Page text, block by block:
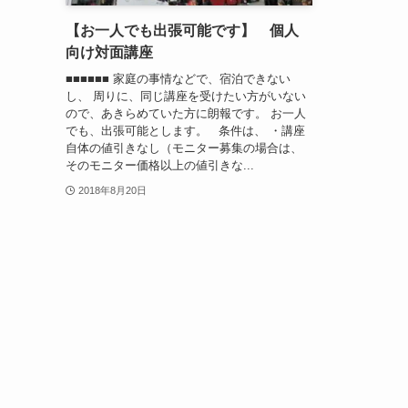
【お一人でも出張可能です】 個人
向け対面講座
■■■■■■ 家庭の事情などで、宿泊できない
し、 周りに、同じ講座を受けたい方がいない
ので、あきらめていた方に朗報です。 お一人
でも、出張可能とします。 条件は、 ・講座
自体の値引きなし（モニター募集の場合は、
そのモニター価格以上の値引きな...
2018年8月20日